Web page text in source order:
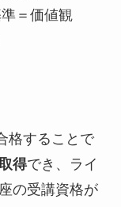
＝価値観
格することで
得でき、ライ
の受講資格が